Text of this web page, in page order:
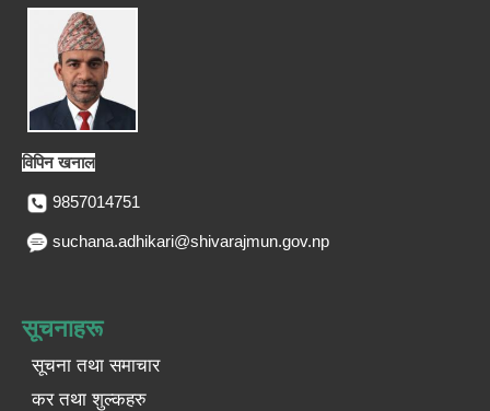
विपिन खनाल
9857014751
suchana.adhikari@shivarajmun.gov.np
सूचनाहरू
सूचना तथा समाचार
कर तथा शुल्कहरु